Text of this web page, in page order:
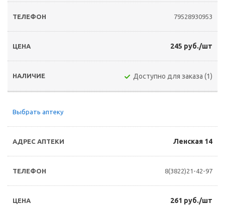
79528930953
245 руб./шт
Доступно для заказа (1)
Выбрать аптеку
Ленская 14
8(3822)21-42-97
261 руб./шт